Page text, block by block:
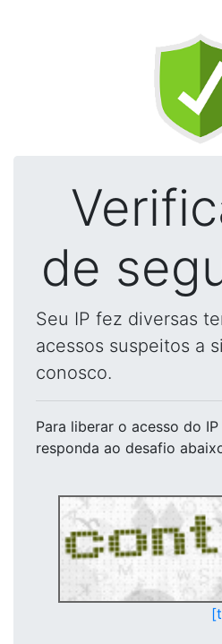
de
Seu IP fez diversas
acessos suspeitos a
conosco.
Para liberar o acesso do IP
responda ao desafio